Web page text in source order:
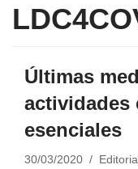
Últimas
actividades
esenciales
30/03/2020